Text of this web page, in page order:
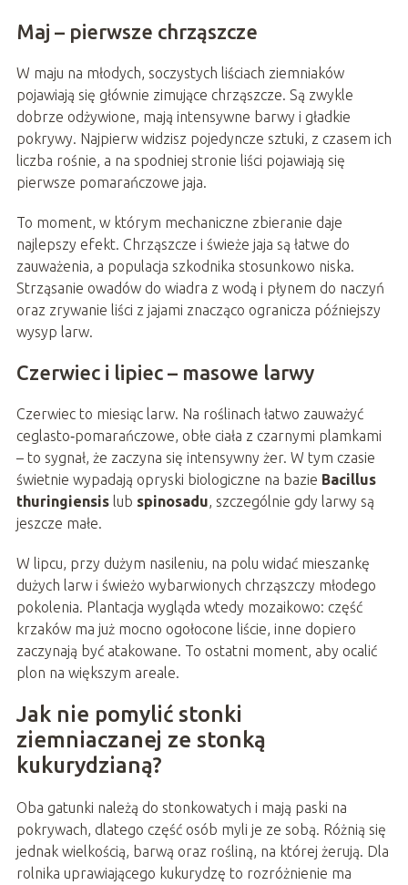
Maj – pierwsze chrząszcze
W maju na młodych, soczystych liściach ziemniaków
pojawiają się głównie zimujące chrząszcze. Są zwykle
dobrze odżywione, mają intensywne barwy i gładkie
pokrywy. Najpierw widzisz pojedyncze sztuki, z czasem ich
liczba rośnie, a na spodniej stronie liści pojawiają się
pierwsze pomarańczowe jaja.
To moment, w którym mechaniczne zbieranie daje
najlepszy efekt. Chrząszcze i świeże jaja są łatwe do
zauważenia, a populacja szkodnika stosunkowo niska.
Strząsanie owadów do wiadra z wodą i płynem do naczyń
oraz zrywanie liści z jajami znacząco ogranicza późniejszy
wysyp larw.
Czerwiec i lipiec – masowe larwy
Czerwiec to miesiąc larw. Na roślinach łatwo zauważyć
ceglasto‑pomarańczowe, obłe ciała z czarnymi plamkami
– to sygnał, że zaczyna się intensywny żer. W tym czasie
świetnie wypadają opryski biologiczne na bazie Bacillus
thuringiensislub spinosadu, szczególnie gdy larwy są
jeszcze małe.
W lipcu, przy dużym nasileniu, na polu widać mieszankę
dużych larw i świeżo wybarwionych chrząszczy młodego
pokolenia. Plantacja wygląda wtedy mozaikowo: część
krzaków ma już mocno ogołocone liście, inne dopiero
zaczynają być atakowane. To ostatni moment, aby ocalić
plon na większym areale.
Jak nie pomylić stonki
ziemniaczanej ze stonką
kukurydzianą?
Oba gatunki należą do stonkowatych i mają paski na
pokrywach, dlatego część osób myli je ze sobą. Różnią się
jednak wielkością, barwą oraz rośliną, na której żerują. Dla
rolnika uprawiającego kukurydzę to rozróżnienie ma